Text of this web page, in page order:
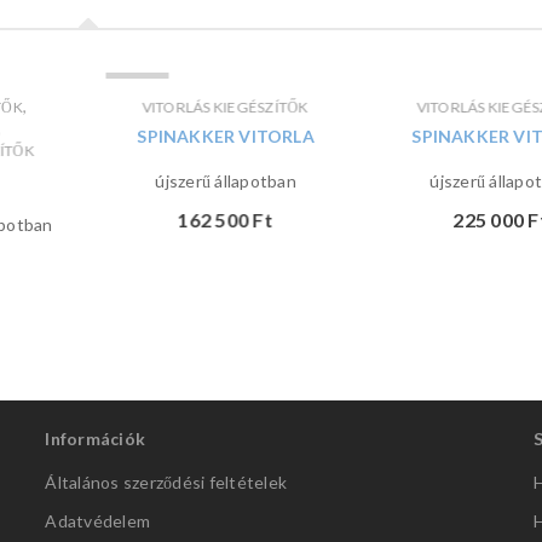
, VITORLÁS KIEGÉSZÍTŐK
SPINAKKER VITORLA
újszerű állapotban
162 500Ft
VITORLÁS
SPINAKKER
újszerű
225 000
Információk
Általános szerződési feltételek
Adatvédelem